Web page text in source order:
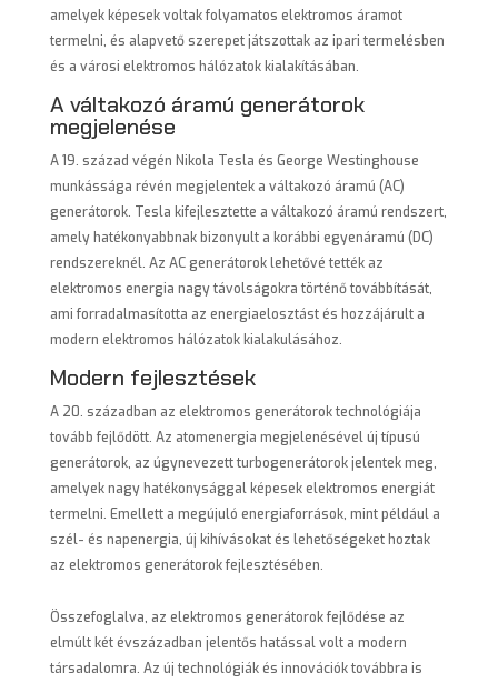
amelyek képesek voltak folyamatos elektromos áramot
termelni, és alapvető szerepet játszottak az ipari termelésben
és a városi elektromos hálózatok kialakításában.
A váltakozó áramú generátorok
megjelenése
A 19. század végén Nikola Tesla és George Westinghouse
munkássága révén megjelentek a váltakozó áramú (AC)
generátorok. Tesla kifejlesztette a váltakozó áramú rendszert,
amely hatékonyabbnak bizonyult a korábbi egyenáramú (DC)
rendszereknél. Az AC generátorok lehetővé tették az
elektromos energia nagy távolságokra történő továbbítását,
ami forradalmasította az energiaelosztást és hozzájárult a
modern elektromos hálózatok kialakulásához.
Modern fejlesztések
A 20. században az elektromos generátorok technológiája
tovább fejlődött. Az atomenergia megjelenésével új típusú
generátorok, az úgynevezett turbogenerátorok jelentek meg,
amelyek nagy hatékonysággal képesek elektromos energiát
termelni. Emellett a megújuló energiaforrások, mint például a
szél- és napenergia, új kihívásokat és lehetőségeket hoztak
az elektromos generátorok fejlesztésében.
Összefoglalva, az elektromos generátorok fejlődése az
elmúlt két évszázadban jelentős hatással volt a modern
társadalomra. Az új technológiák és innovációk továbbra is